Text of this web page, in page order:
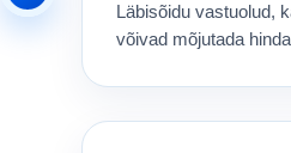
Läbisõidu vastuolud,
võivad mõjutada